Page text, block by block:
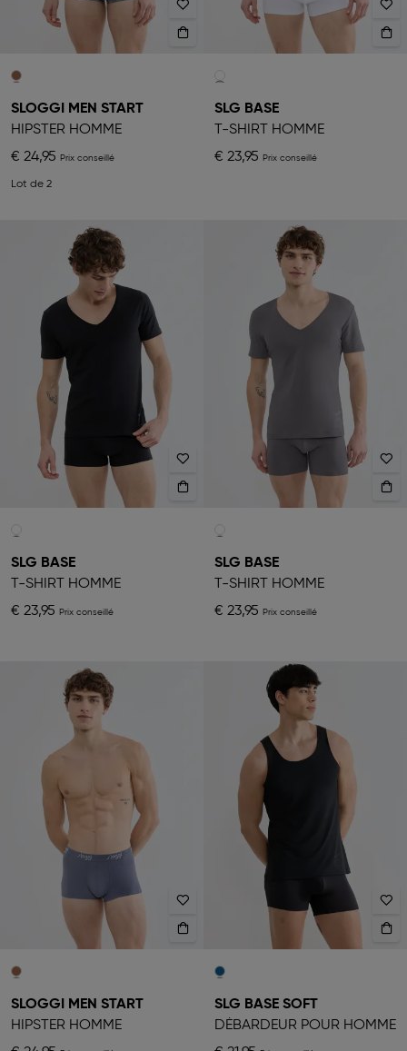
SLOGGI MEN START
HIPSTER HOMME
€ 24,95
Lot de 2
SLG BASE
T-SHIRT HOMME
€ 23,95
SLG BASE
T-SHIRT HOMME
€ 23,95
SLG BASE
T-SHIRT HOMME
€ 23,95
SLOGGI MEN START
HIPSTER HOMME
SLG BASE SOFT
DÉBARDEUR POUR HOMME